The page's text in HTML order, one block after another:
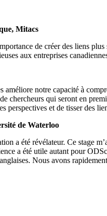
Mitacs
de créer des liens
aux entreprises
améliore notre capacité à
chercheurs qui seront en
perspectives et de tisser des
de Waterloo
a été révélateur. Ce stage
a été utile autant pour
Nous avons